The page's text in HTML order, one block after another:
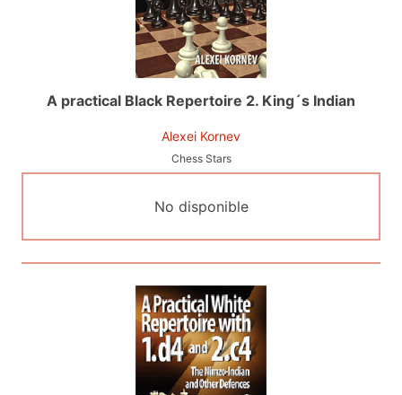
A practical Black Repertoire 2. King´s Indian
Alexei Kornev
Chess Stars
No disponible